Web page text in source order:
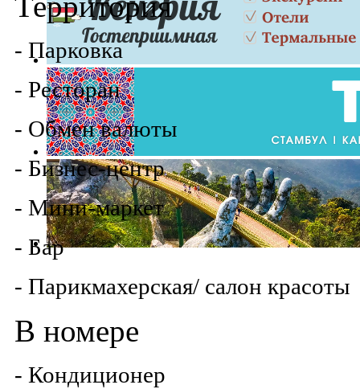
- Парковка
- Ресторан
- Обмен валюты
- Бизнес-центр
- Мини-маркет
- Бар
- Парикмахерская/ салон красоты
В номере
- Кондиционер